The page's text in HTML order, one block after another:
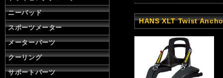
ニーパッド
スポーツメーター
メーターパーツ
クーリング
サポートパーツ
HANS XLT Twist